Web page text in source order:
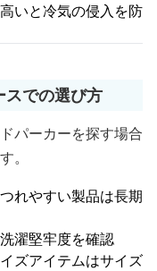
いと冷気の侵入を防
スでの選び方
パーカーを探す場合
。
れやすい製品は長期
濯堅牢度を確認
ズアイテムはサイズ